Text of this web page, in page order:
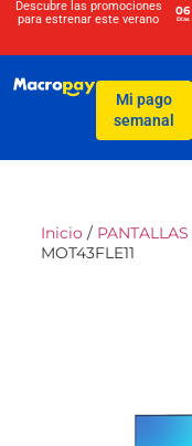
Descubre las promociones
para estrenar este verano
06
Días
Mi pago
semanal
Inicio / PANTALLAS
MOT43FLE11